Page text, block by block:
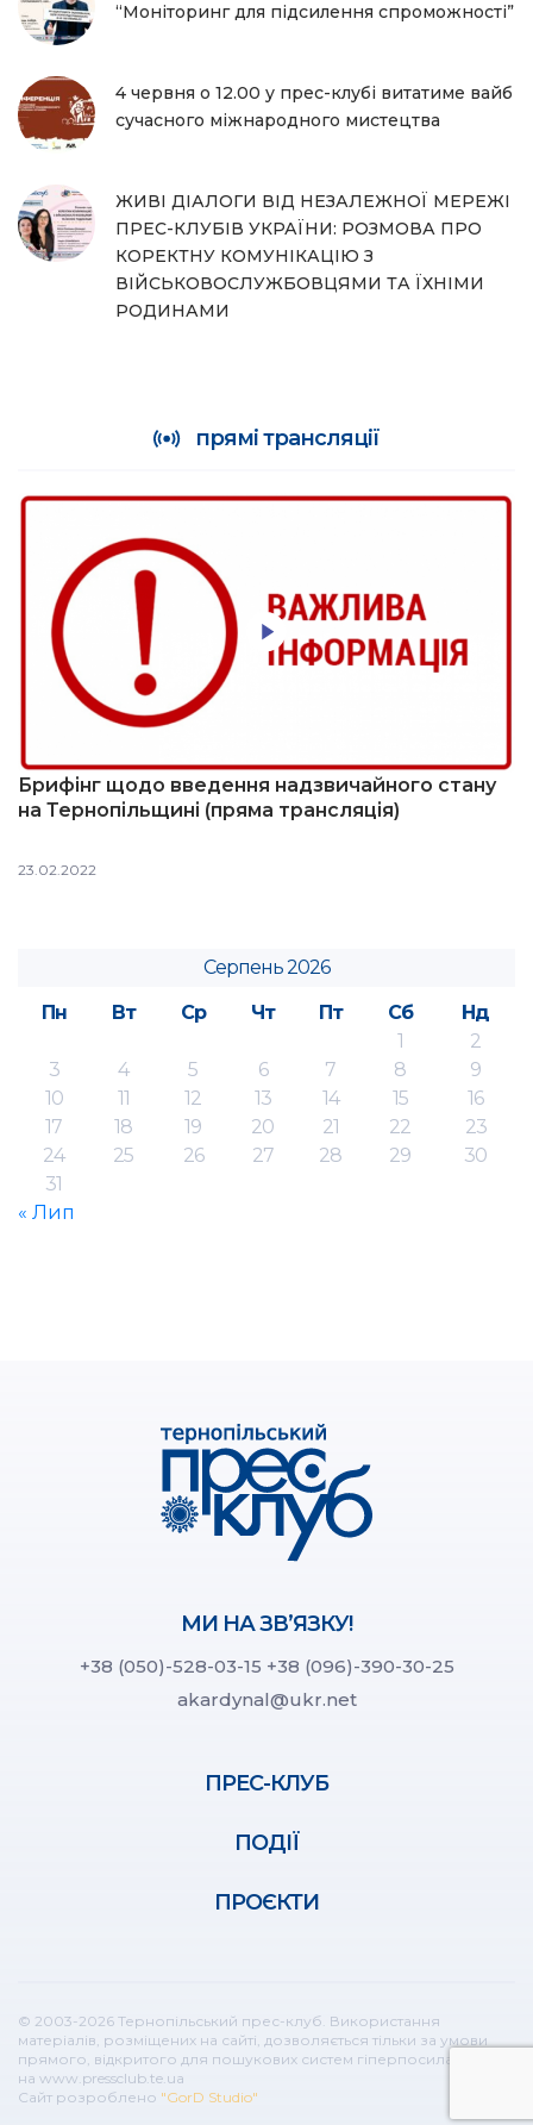
“Моніторинг для підсилення спроможності”
4 червня о 12.00 у прес-клубі витатиме вайб
сучасного міжнародного мистецтва
ЖИВІ ДІАЛОГИ ВІД НЕЗАЛЕЖНОЇ МЕРЕЖІ
ПРЕС-КЛУБІВ УКРАЇНИ: РОЗМОВА ПРО
КОРЕКТНУ КОМУНІКАЦІЮ З
ВІЙСЬКОВОСЛУЖБОВЦЯМИ ТА ЇХНІМИ
РОДИНАМИ
прямі трансляції
Брифінг щодо введення надзвичайного стану
на Тернопільщині (пряма трансляція)
23.02.2022
Серпень 2026
Пн
Вт Ср Чт Пт Сб
Нд
1
2
3
4 5 6 7 8
9
10
11 12 13 14 15
16
17
18 19 20 21 22
23
24
25 26 27 28 29
30
31
« Лип
МИ НА ЗВ’ЯЗКУ!
+38 (050)-528-03-15 +38 (096)-390-30-25
akardynal@ukr.net
ПРЕС-КЛУБ
ПОДІЇ
ПРОЄКТИ
© 2003-2026 Тернопільський прес-клуб. Використання
матеріалів, розміщених на сайті, дозволяється тільки за умови
прямого, відкритого для пошукових систем гіперпосилання
на www.pressclub.te.ua
Сайт розроблено "GorD Studio"